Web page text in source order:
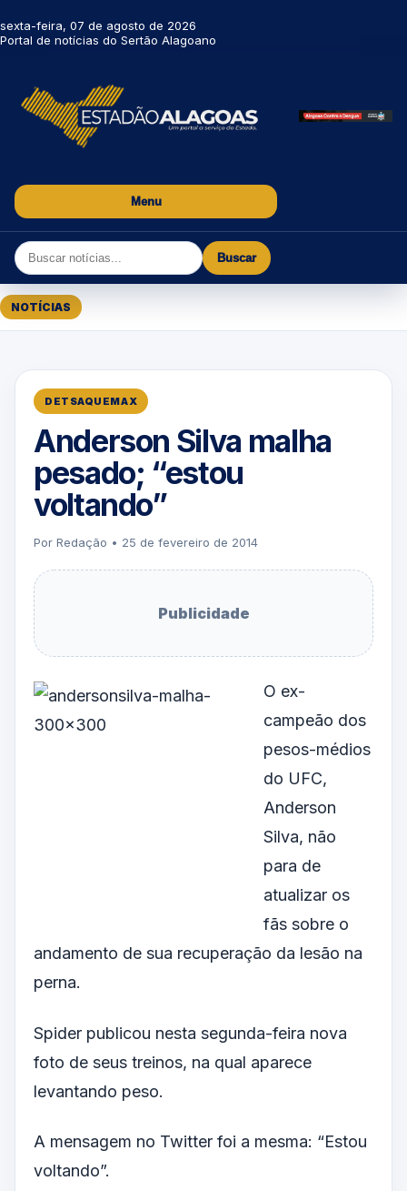
sexta-feira, 07 de agosto de 2026
Portal de notícias do Sertão Alagoano
Menu
Buscar
NOTÍCIAS
DETSAQUEMAX
Anderson Silva malha
pesado; “estou
voltando”
Por Redação • 25 de fevereiro de 2014
Publicidade
O ex-
campeão dos
pesos-médios
do UFC,
Anderson
Silva, não
para de
atualizar os
fãs sobre o
andamento de sua recuperação da lesão na
perna.
Spider publicou nesta segunda-feira nova
foto de seus treinos, na qual aparece
levantando peso.
A mensagem no Twitter foi a mesma: “Estou
voltando”.